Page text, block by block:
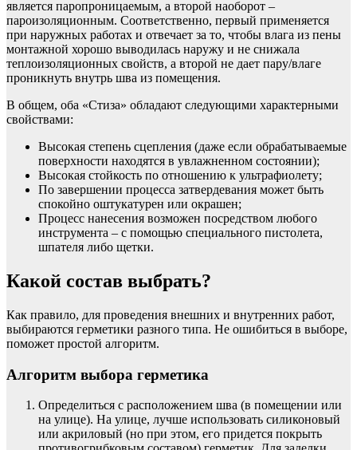
является паропроницаемым, а второй наоборот –
пароизоляционным. Соответственно, первый применяется
при наружных работах и отвечает за то, чтобы влага из пены
монтажной хорошо выводилась наружу и не снижала
теплоизоляционных свойств, а второй не дает пару/влаге
проникнуть внутрь шва из помещения.
В общем, оба «Стиза» обладают следующими характерными
свойствами:
Высокая степень сцепления (даже если обрабатываемые
поверхности находятся в увлажненном состоянии);
Высокая стойкость по отношению к ультрафиолету;
По завершении процесса затвердевания может быть
спокойно оштукатурен или окрашен;
Процесс нанесения возможен посредством любого
инструмента – с помощью специального пистолета,
шпателя либо щетки.
Какой состав выбрать?
Как правило, для проведения внешних и внутренних работ,
выбираются герметики разного типа. Не ошибиться в выборе,
поможет простой алгоритм.
Алгоритм выбора герметика
Определиться с расположением шва (в помещении или
на улице). На улице, лучше использовать силиконовый
или акриловый (но при этом, его придется покрыть